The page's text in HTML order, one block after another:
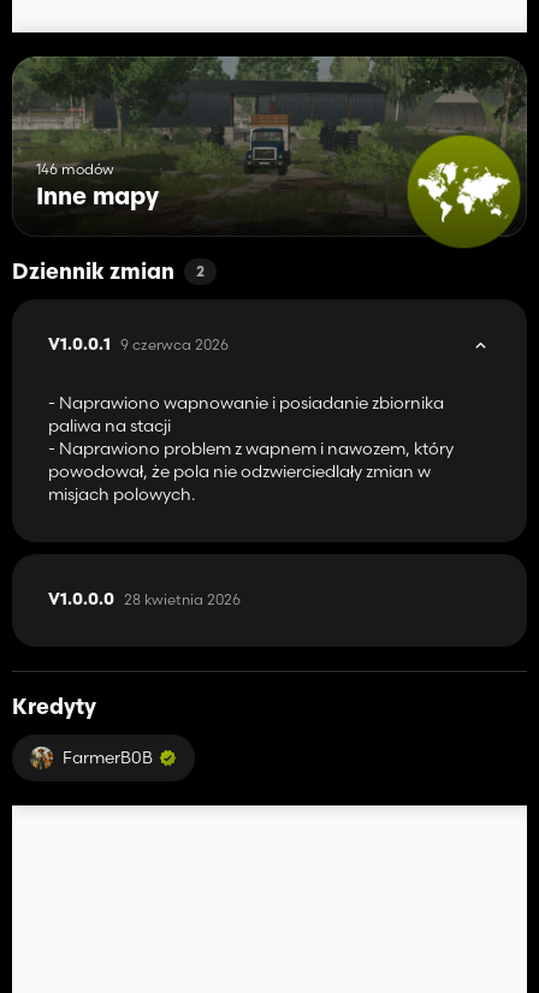
146 modów
Inne mapy
Dziennik zmian 2
V1.0.0.1 9 czerwca 2026
- Naprawiono wapnowanie i posiadanie zbiornika
paliwa na stacji
- Naprawiono problem z wapnem i nawozem, który
powodował, że pola nie odzwierciedlały zmian w
misjach polowych.
V1.0.0.0 28 kwietnia 2026
Kredyty
FarmerB0B